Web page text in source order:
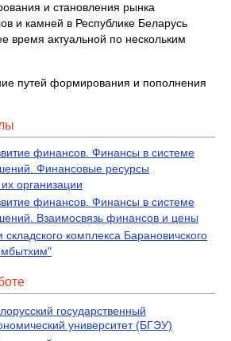
и становления рынка
и камней в Республике Беларусь
время актуальной по нескольким
путей формирования и пополнения
финансов. Финансы в системе
Финансовые ресурсы
организации
финансов. Финансы в системе
Взаимосвязь финансов и цены
комплекса Барановичского
государственный
университет (БГЭУ)